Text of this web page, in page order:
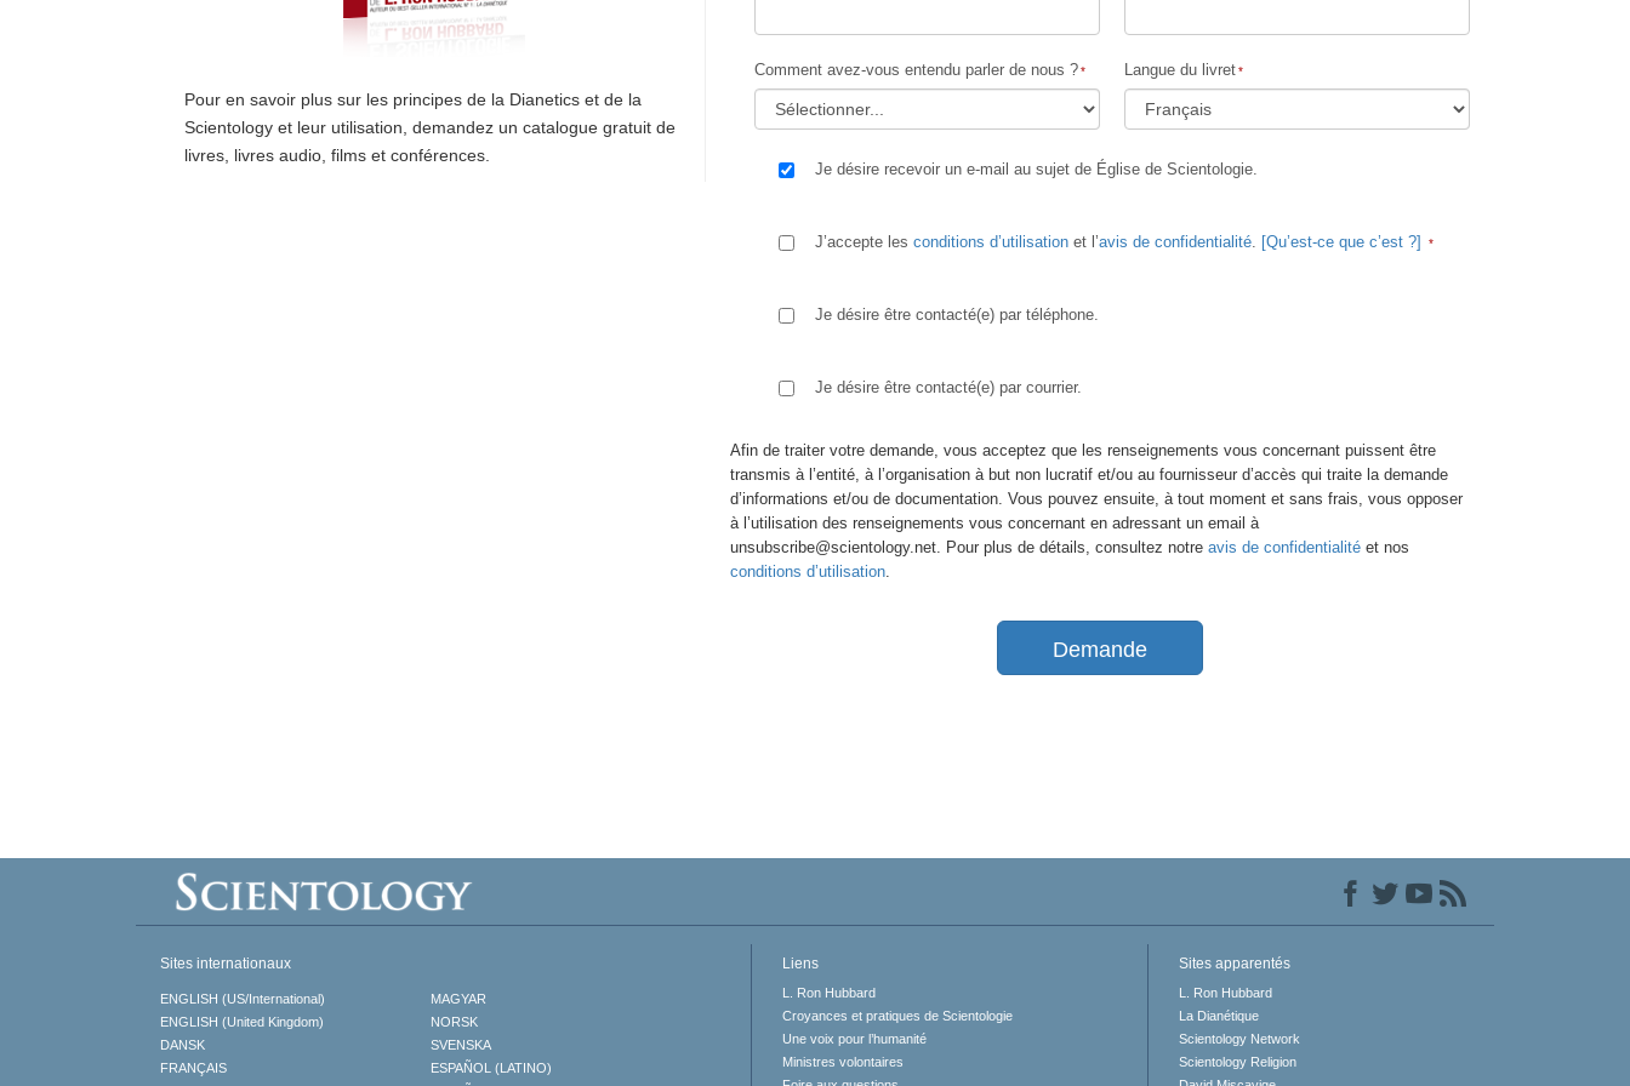
Pour en savoir plus sur les principes de la Dianetics et de la
Scientology et leur utilisation, demandez un catalogue gratuit de
livres, livres audio, films et conférences.
Comment avez-vous entendu parler de nous ? Langue du livret
Je désire recevoir un e-mail au sujet de Église de Scientologie.
J’accepte les conditions d’utilisation et l’avis de confidentialité. [Qu’est-ce que c’est ?]
Je désire être contacté(e) par téléphone.
Je désire être contacté(e) par courrier.
Afin de traiter votre demande, vous acceptez que les renseignements vous concernant puissent être
transmis à l’entité, à l’organisation à but non lucratif et/ou au fournisseur d’accès qui traite la demande
d’informations et/ou de documentation. Vous pouvez ensuite, à tout moment et sans frais, vous opposer
à l’utilisation des renseignements vous concernant en adressant un email à
unsubscribe@scientology.net. Pour plus de détails, consultez notre avis de confidentialité et nos
conditions d’utilisation.
Demande
Sites internationaux
ENGLISH (US/International)
ENGLISH (United Kingdom)
DANSK
FRANÇAIS
MAGYAR
NORSK
SVENSKA
ESPAÑOL (LATINO)
Liens
L. Ron Hubbard
Croyances et pratiques de Scientologie
Une voix pour l’humanité
Ministres volontaires
Sites apparentés
L. Ron Hubbard
La Dianétique
Scientology Network
Scientology Religion